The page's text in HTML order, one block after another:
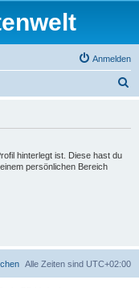
Anmelden
hinterlegt ist. Diese hast du
persönlichen Bereich
Alle Zeiten sind UTC+02:00